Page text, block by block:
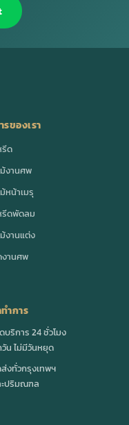
รของเรา
ด
งานศพ
หน้าเมรุ
รีดพัดลม
งานแต่ง
านศพ
ำการ
บริการ 24 ชั่วโมง
น ไม่มีวันหยุด
งทั่วกรุงเทพฯ
ปริมณฑล